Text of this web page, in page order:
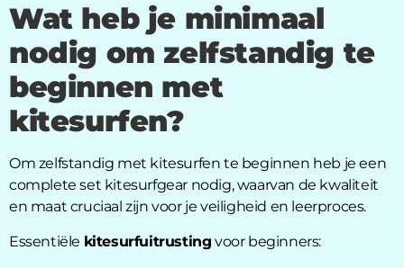
Wat heb je minimaal
nodig om zelfstandig te
beginnen met
kitesurfen?
Om zelfstandig met kitesurfen te beginnen heb je een
complete set kitesurfgear nodig, waarvan de kwaliteit
en maat cruciaal zijn voor je veiligheid en leerproces.
Essentiële kitesurfuitrusting voor beginners: